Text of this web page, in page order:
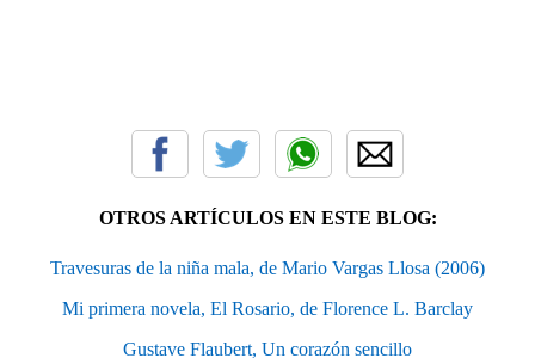
OTROS ARTÍCULOS EN ESTE BLOG:
Travesuras de la niña mala, de Mario Vargas Llosa (2006)
Mi primera novela, El Rosario, de Florence L. Barclay
Gustave Flaubert, Un corazón sencillo